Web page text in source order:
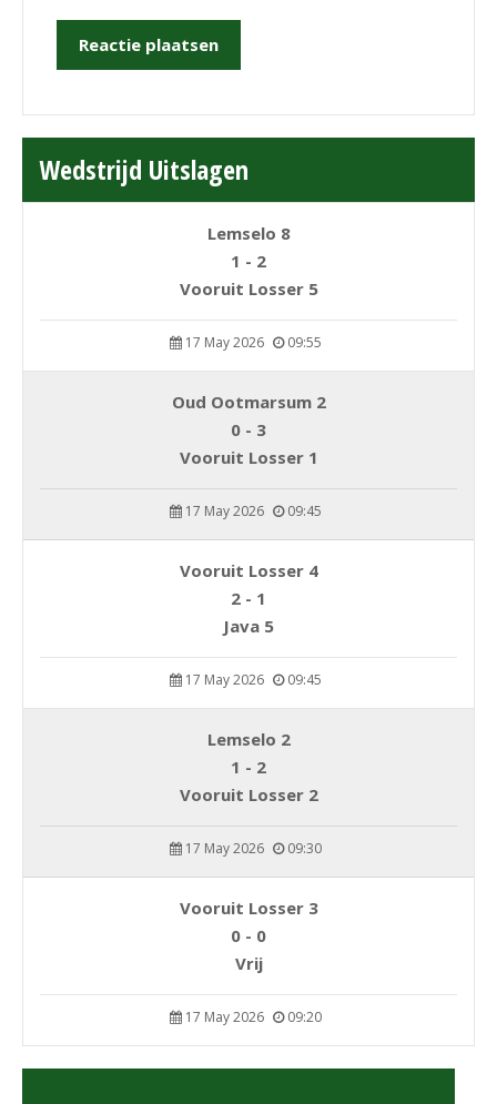
Wedstrijd Uitslagen
Lemselo 8
1 - 2
Vooruit Losser 5
17 May 2026 09:55
Oud Ootmarsum 2
0 - 3
Vooruit Losser 1
17 May 2026 09:45
Vooruit Losser 4
2 - 1
Java 5
17 May 2026 09:45
Lemselo 2
1 - 2
Vooruit Losser 2
17 May 2026 09:30
Vooruit Losser 3
0 - 0
Vrij
17 May 2026 09:20